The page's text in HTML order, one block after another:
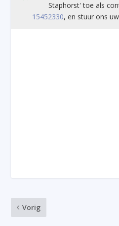
Staphorst' toe als
15452330, en stuur ons
Vorig